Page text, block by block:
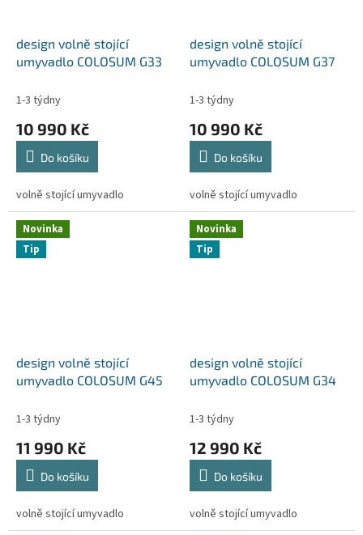
design volně stojící
umyvadlo COLOSUM G33
1-3 týdny
10 990 Kč
Do košíku
volně stojící umyvadlo
design volně stojící
umyvadlo COLOSUM G37
1-3 týdny
10 990 Kč
Do košíku
volně stojící umyvadlo
Novinka
Tip
design volně stojící
umyvadlo COLOSUM G45
1-3 týdny
11 990 Kč
Do košíku
volně stojící umyvadlo
Novinka
Tip
design volně stojící
umyvadlo COLOSUM G34
1-3 týdny
12 990 Kč
Do košíku
volně stojící umyvadlo